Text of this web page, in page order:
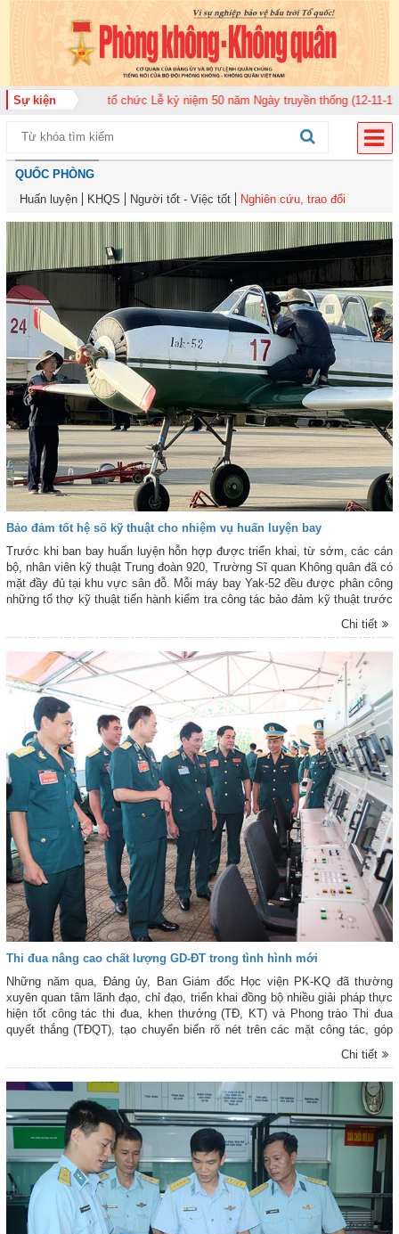
Sự kiện
920 tổ chức Lễ kỷ niệm 50 năm Ngày truyền thống (12-11-1975/12-11-
QUỐC PHÒNG
Huấn luyện
KHQS Người tốt - Việc tốt Nghiên cứu, trao đổi
Bảo đảm tốt hệ số kỹ thuật cho nhiệm vụ huấn luyện bay
Trước khi ban bay huấn luyện hỗn hợp được triển khai, từ sớm, các cán
bộ, nhân viên kỹ thuật Trung đoàn 920, Trường Sĩ quan Không quân đã có
mặt đầy đủ tại khu vực sân đỗ. Mỗi máy bay Yak-52 đều được phân công
những tổ thợ kỹ thuật tiến hành kiểm tra công tác bảo đảm kỹ thuật trước
Chi tiết
Thi đua nâng cao chất lượng GD-ĐT trong tình hình mới
Những năm qua, Đảng ủy, Ban Giám đốc Học viện PK-KQ đã thường
xuyên quan tâm lãnh đạo, chỉ đạo, triển khai đồng bộ nhiều giải pháp thực
hiện tốt công tác thi đua, khen thưởng (TĐ, KT) và Phong trào Thi đua
quyết thắng (TĐQT), tạo chuyển biến rõ nét trên các mặt công tác, góp
Chi tiết